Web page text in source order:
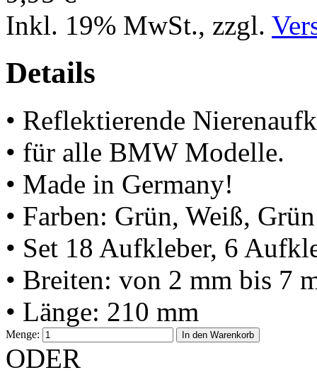
Inkl. 19% MwSt., zzgl.
Details
• Reflektierende
• für alle BMW Modelle.
• Made in Germany!
• Farben: Grün, Weiß, Grün
• Set 18 Aufkleber, 6
• Breiten: von 2 mm bis 7
• Länge: 210 mm
Menge: In den Warenkorb
ODER